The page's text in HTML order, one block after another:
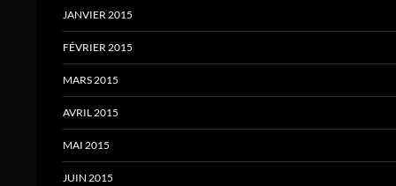
JANVIER 2015
FÉVRIER 2015
MARS 2015
AVRIL 2015
MAI 2015
JUIN 2015